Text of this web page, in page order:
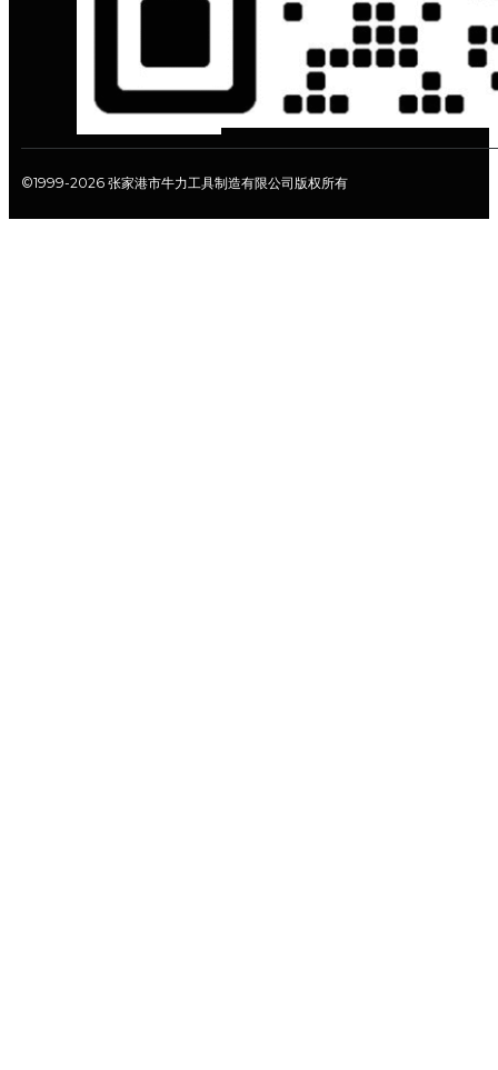
©1999-2026 张家港市牛力工具制造有限公司版权所有